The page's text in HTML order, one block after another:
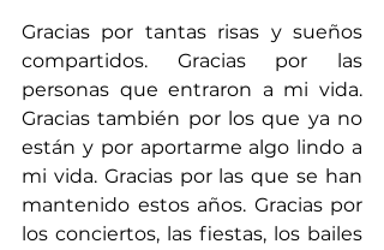
Gracias por tantas risas y sueños
compartidos. Gracias por las
personas que entraron a mi vida.
Gracias también por los que ya no
están y por aportarme algo lindo a
mi vida. Gracias por las que se han
mantenido estos años. Gracias por
los conciertos, las fiestas, los bailes